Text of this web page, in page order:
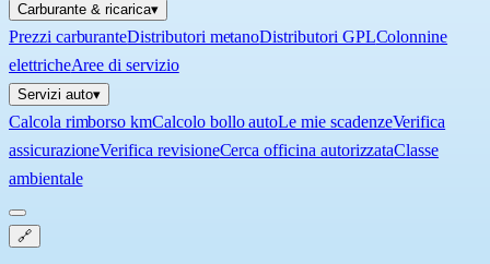
Carburante & ricarica▾
Prezzi carburanteDistributori metanoDistributori GPLColonnine
elettricheAree di servizio
Servizi auto▾
Calcola rimborso kmCalcolo bollo autoLe mie scadenzeVerifica
assicurazioneVerifica revisioneCerca officina autorizzataClasse
ambientale
🔗